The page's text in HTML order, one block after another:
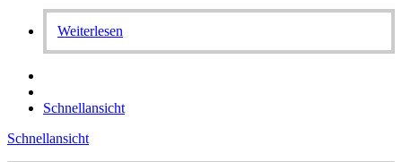
Weiterlesen
Schnellansicht
Schnellansicht